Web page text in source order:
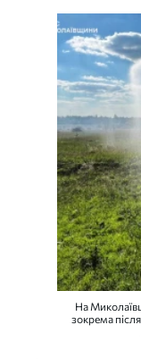
На
зокрема